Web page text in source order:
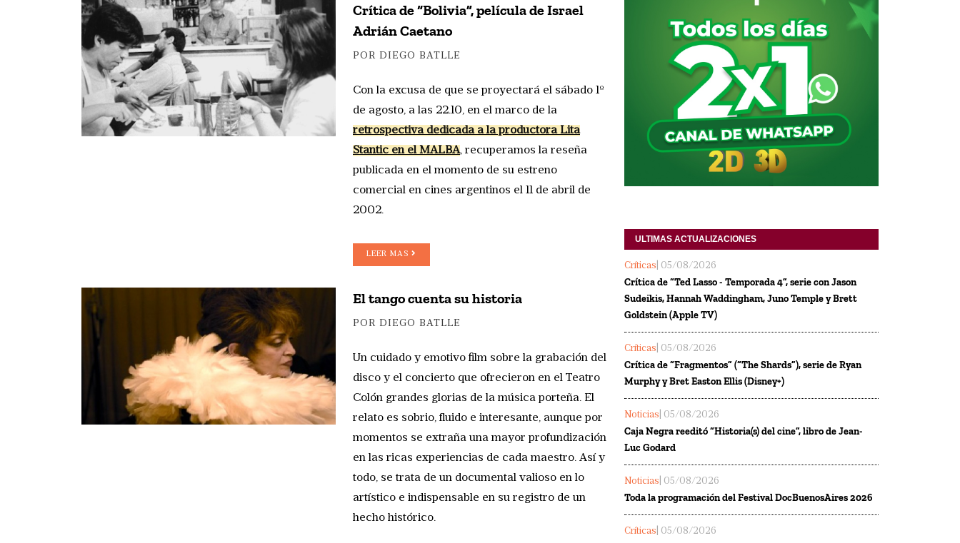
Crítica de “Bolivia”, película de Israel
Adrián Caetano
POR DIEGO BATLLE
Con la excusa de que se proyectará el sábado 1º
de agosto, a las 22.10, en el marco de la
retrospectiva dedicada a la productora Lita
Stantic en el MALBA, recuperamos la reseña
publicada en el momento de su estreno
comercial en cines argentinos el 11 de abril de
2002.
LEER MAS
El tango cuenta su historia
POR DIEGO BATLLE
Un cuidado y emotivo film sobre la grabación del
disco y el concierto que ofrecieron en el Teatro
Colón grandes glorias de la música porteña. El
relato es sobrio, fluido e interesante, aunque por
momentos se extraña una mayor profundización
en las ricas experiencias de cada maestro. Así y
todo, se trata de un documental valioso en lo
artístico e indispensable en su registro de un
hecho histórico.
ULTIMAS ACTUALIZACIONES
Críticas | 05/08/2026
Crítica de “Ted Lasso - Temporada 4”, serie con Jason
Sudeikis, Hannah Waddingham, Juno Temple y Brett
Goldstein (Apple TV)
Críticas | 05/08/2026
Crítica de “Fragmentos” (“The Shards”), serie de Ryan
Murphy y Bret Easton Ellis (Disney+)
Noticias | 05/08/2026
Caja Negra reeditó “Historia(s) del cine”, libro de Jean-
Luc Godard
Noticias | 05/08/2026
Toda la programación del Festival DocBuenosAires 2026
Críticas | 05/08/2026